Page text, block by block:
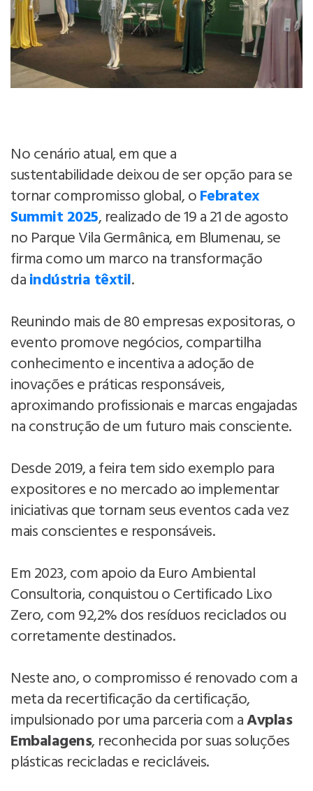
No cenário atual, em que a
sustentabilidade deixou de ser opção para se
tornar compromisso global, oFebratex
Summit 2025, realizado de 19 a 21 de agosto
no Parque Vila Germânica, em Blumenau, se
firma como um marco na transformação
daindústria têxtil.
Reunindo mais de 80 empresas expositoras, o
evento promove negócios, compartilha
conhecimento e incentiva a adoção de
inovações e práticas responsáveis,
aproximando profissionais e marcas engajadas
na construção de um futuro mais consciente.
Desde 2019, a feira tem sido exemplo para
expositores e no mercado ao implementar
iniciativas que tornam seus eventos cada vez
mais conscientes e responsáveis.
Em 2023, com apoio da Euro Ambiental
Consultoria, conquistou o Certificado Lixo
Zero, com 92,2% dos resíduos reciclados ou
corretamente destinados.
Neste ano, o compromisso é renovado com a
meta da recertificação da certificação,
impulsionado por uma parceria com aAvplas
Embalagens, reconhecida por suas soluções
plásticas recicladas e recicláveis.